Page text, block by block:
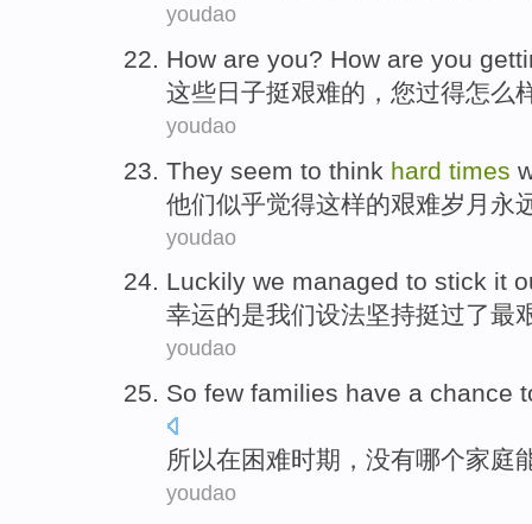
youdao
How are you? How are you
这些日子挺艰难的 ， 您过得怎么
youdao
They seem to think hard times
他们似乎觉得这样的艰难岁月 永
youdao
Luckily we managed to stick it
幸运的是我们设法坚持挺过了最
youdao
So few families have a chance
所以在困难时期，没有哪个家庭
youdao